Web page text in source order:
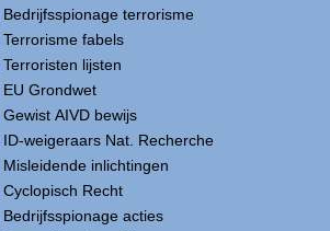
Bedrijfsspionage terrorisme
Terrorisme fabels
Terroristen lijsten
EU Grondwet
Gewist AIVD bewijs
ID-weigeraars Nat. Recherche
Misleidende inlichtingen
Cyclopisch Recht
Bedrijfsspionage acties